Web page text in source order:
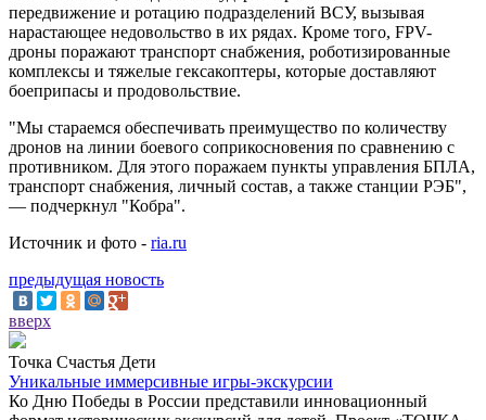
передвижение и ротацию подразделений ВСУ, вызывая
нарастающее недовольство в их рядах. Кроме того, FPV-
дроны поражают транспорт снабжения, роботизированные
комплексы и тяжелые гексакоптеры, которые доставляют
боеприпасы и продовольствие.
"Мы стараемся обеспечивать преимущество по количеству
дронов на линии боевого соприкосновения по сравнению с
противником. Для этого поражаем пункты управления БПЛА,
транспорт снабжения, личный состав, а также станции РЭБ",
— подчеркнул "Кобра".
Источник и фото - ria.ru
предыдущая новость
вверх
Точка Счастья Дети
Уникальные иммерсивные игры-экскурсии
Ко Дню Победы в России представили инновационный